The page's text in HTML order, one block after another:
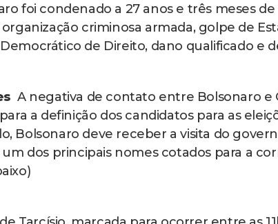
foi condenado a 27 anos e três meses
organização criminosa armada, golpe de
de Direito, dano qualificado e
A negativa de contato entre Bolsonaro
a definição dos candidatos para as
Bolsonaro deve receber a visita do
um dos principais nomes cotados para a